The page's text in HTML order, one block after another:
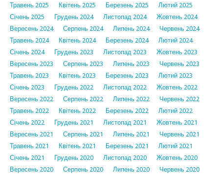
Травень 2025
Квітень 2025 Березень 2025
Лютий 2025
Січень 2025
Грудень 2024 Листопад 2024
Жовтень 2024
Вересень 2024
Серпень 2024 Липень 2024
Червень 2024
Травень 2024
Квітень 2024 Березень 2024
Лютий 2024
Січень 2024
Грудень 2023 Листопад 2023
Жовтень 2023
Вересень 2023
Серпень 2023 Липень 2023
Червень 2023
Травень 2023
Квітень 2023 Березень 2023
Лютий 2023
Січень 2023
Грудень 2022 Листопад 2022
Жовтень 2022
Вересень 2022
Серпень 2022 Липень 2022
Червень 2022
Травень 2022
Квітень 2022 Березень 2022
Лютий 2022
Січень 2022
Грудень 2021 Листопад 2021
Жовтень 2021
Вересень 2021
Серпень 2021 Липень 2021
Червень 2021
Травень 2021
Квітень 2021 Березень 2021
Лютий 2021
Січень 2021
Грудень 2020 Листопад 2020
Жовтень 2020
Вересень 2020
Серпень 2020 Липень 2020 Червень 2020